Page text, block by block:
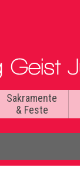
Sakramente
& Feste